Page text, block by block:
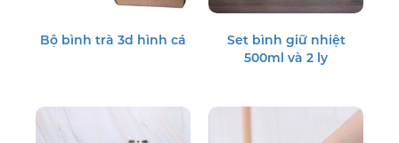
Bộ bình trà 3d hình cá
Set bình giữ nhiệt
500ml và 2 ly